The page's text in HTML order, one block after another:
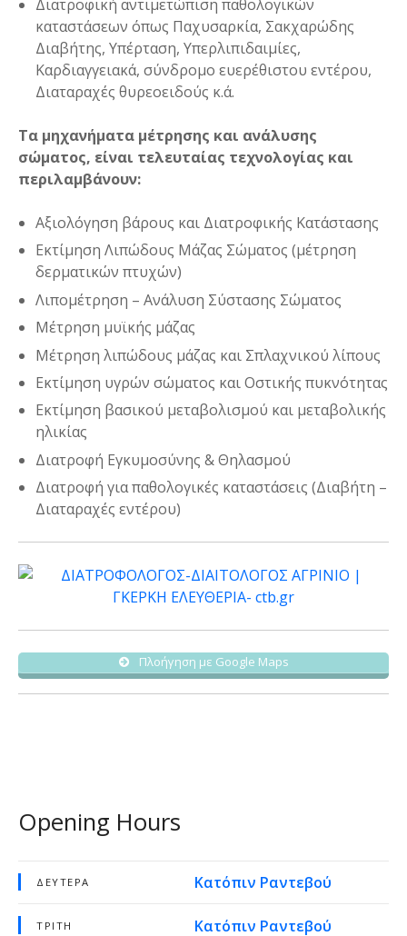
Διατροφική αντιμετώπιση παθολογικών
καταστάσεων όπως Παχυσαρκία, Σακχαρώδης
Διαβήτης, Υπέρταση, Υπερλιπιδαιμίες,
Καρδιαγγειακά, σύνδρομο ευερέθιστου εντέρου,
Διαταραχές θυρεοειδούς κ.ά.
Τα μηχανήματα μέτρησης και ανάλυσης
σώματος, είναι τελευταίας τεχνολογίας και
περιλαμβάνουν:
Αξιολόγηση βάρους και Διατροφικής Κατάστασης
Εκτίμηση Λιπώδους Μάζας Σώματος (μέτρηση
δερματικών πτυχών)
Λιπομέτρηση – Ανάλυση Σύστασης Σώματος
Μέτρηση μυϊκής μάζας
Μέτρηση λιπώδους μάζας και Σπλαχνικού λίπους
Εκτίμηση υγρών σώματος και Οστικής πυκνότητας
Εκτίμηση βασικού μεταβολισμού και μεταβολικής
ηλικίας
Διατροφή Εγκυμοσύνης & Θηλασμού
Διατροφή για παθολογικές καταστάσεις (Διαβήτη –
Διαταραχές εντέρου)
Πλοήγηση με Google Maps
Opening Hours
ΔΕΥΤΈΡΑ Κατόπιν Ραντεβού
ΤΡΊΤΗ Κατόπιν Ραντεβού